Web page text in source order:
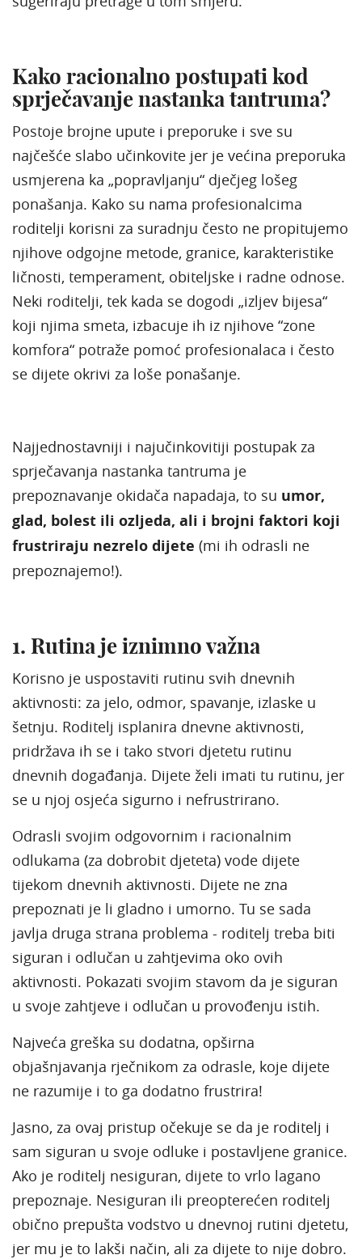
Kako racionalno postupati kod
sprječavanje nastanka tantruma?
Postoje brojne upute i preporuke i sve su
najčešće slabo učinkovite jer je većina preporuka
usmjerena ka „popravljanju“ dječjeg lošeg
ponašanja. Kako su nama profesionalcima
roditelji korisni za suradnju često ne propitujemo
njihove odgojne metode, granice, karakteristike
ličnosti, temperament, obiteljske i radne odnose.
Neki roditelji, tek kada se dogodi „izljev bijesa“
koji njima smeta, izbacuje ih iz njihove “zone
komfora“ potraže pomoć profesionalaca i često
se dijete okrivi za loše ponašanje.
Najjednostavniji i najučinkovitiji postupak za
sprječavanja nastanka tantruma je
prepoznavanje okidača napadaja, to su umor,
glad, bolest ili ozljeda, ali i brojni faktori koji
frustriraju nezrelo dijete (mi ih odrasli ne
prepoznajemo!).
1. Rutina je iznimno važna
Korisno je uspostaviti rutinu svih dnevnih
aktivnosti: za jelo, odmor, spavanje, izlaske u
šetnju. Roditelj isplanira dnevne aktivnosti,
pridržava ih se i tako stvori djetetu rutinu
dnevnih događanja. Dijete želi imati tu rutinu, jer
se u njoj osjeća sigurno i nefrustrirano.
Odrasli svojim odgovornim i racionalnim
odlukama (za dobrobit djeteta) vode dijete
tijekom dnevnih aktivnosti. Dijete ne zna
prepoznati je li gladno i umorno. Tu se sada
javlja druga strana problema - roditelj treba biti
siguran i odlučan u zahtjevima oko ovih
aktivnosti. Pokazati svojim stavom da je siguran
u svoje zahtjeve i odlučan u provođenju istih.
Najveća greška su dodatna, opširna
objašnjavanja rječnikom za odrasle, koje dijete
ne razumije i to ga dodatno frustrira!
Jasno, za ovaj pristup očekuje se da je roditelj i
sam siguran u svoje odluke i postavljene granice.
Ako je roditelj nesiguran, dijete to vrlo lagano
prepoznaje. Nesiguran ili preopterećen roditelj
obično prepušta vodstvo u dnevnoj rutini djetetu,
jer mu je to lakši način, ali za dijete to nije dobro.